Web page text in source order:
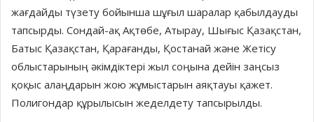
жағдайды түзету бойынша шұғыл шаралар қабылдауды
тапсырды. Сондай-ақ Ақтөбе, Атырау, Шығыс Қазақстан,
Батыс Қазақстан, Қарағанды, Қостанай және Жетісу
облыстарының әкімдіктері жыл соңына дейін заңсыз
қоқыс алаңдарын жою жұмыстарын аяқтауы қажет.
Полигондар құрылысын жеделдету тапсырылды.